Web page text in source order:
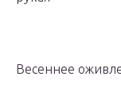
Весеннее